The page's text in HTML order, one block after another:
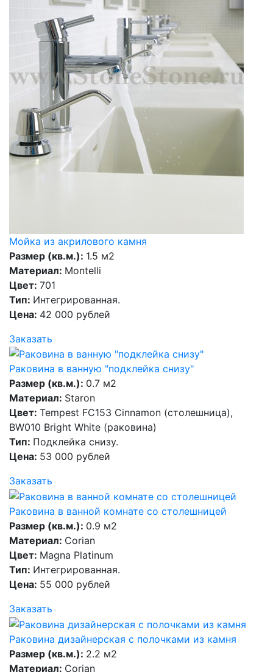
Мойка из акрилового камня
Размер (кв.м.): 1.5 м2
Материал: Montelli
Цвет: 701
Тип: Интегрированная.
Цена: 42 000 рублей
Заказать
Раковина в ванную "подклейка снизу"
Размер (кв.м.): 0.7 м2
Материал: Staron
Цвет: Tempest FC153 Cinnamon (столешница),
BW010 Bright White (раковина)
Тип: Подклейка снизу.
Цена: 53 000 рублей
Заказать
Раковина в ванной комнате со столешницей
Размер (кв.м.): 0.9 м2
Материал: Corian
Цвет: Magna Platinum
Тип: Интегрированная.
Цена: 55 000 рублей
Заказать
Раковина дизайнерская с полочками из камня
Размер (кв.м.): 2.2 м2
Материал: Corian